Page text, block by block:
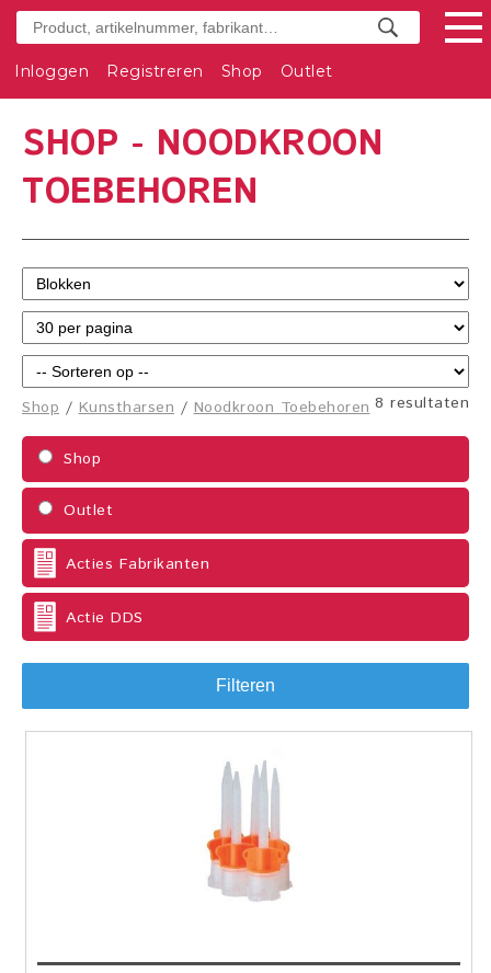
Inloggen Registreren Shop Outlet
SHOP - NOODKROON
TOEBEHOREN
8 resultaten
Shop /Kunstharsen /Noodkroon Toebehoren
Shop
Outlet
Acties Fabrikanten
Actie DDS
Filteren